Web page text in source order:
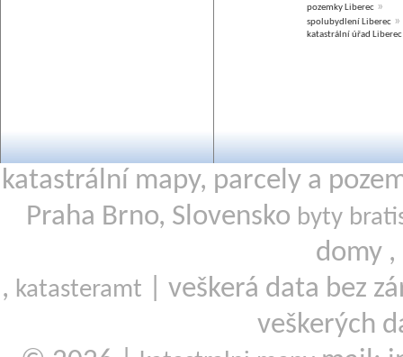
pozemky Liberec »
spolubydlení Liberec »
katastrální úřad Liberec
katastrální mapy, parcely a
Praha Brno, Slovensko byty
domy ,
, katasteramt
| veškerá data bez
veškerých